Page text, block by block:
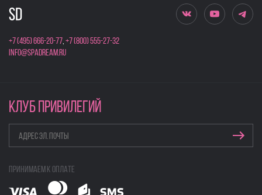
+7 (495) 666-20-77,+7 (800) 555-27-32
info@spadream.ru
КЛУБ ПРИВИЛЕГИЙ
Принимаем к оплате